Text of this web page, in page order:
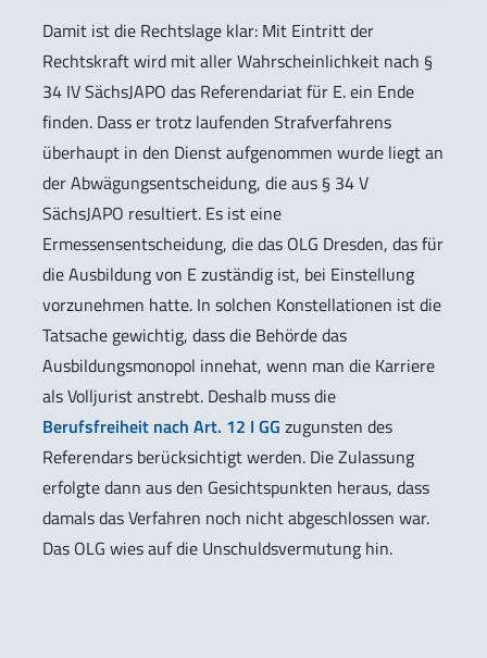
Damit ist die Rechtslage klar: Mit Eintritt der
Rechtskraft wird mit aller Wahrscheinlichkeit nach §
34 IV SächsJAPO das Referendariat für E. ein Ende
finden. Dass er trotz laufenden Strafverfahrens
überhaupt in den Dienst aufgenommen wurde liegt an
der Abwägungsentscheidung, die aus § 34 V
SächsJAPO resultiert. Es ist eine
Ermessensentscheidung, die das OLG Dresden, das für
die Ausbildung von E zuständig ist, bei Einstellung
vorzunehmen hatte. In solchen Konstellationen ist die
Tatsache gewichtig, dass die Behörde das
Ausbildungsmonopol innehat, wenn man die Karriere
als Volljurist anstrebt. Deshalb muss die
Berufsfreiheit nach Art. 12 I GG zugunsten des
Referendars berücksichtigt werden. Die Zulassung
erfolgte dann aus den Gesichtspunkten heraus, dass
damals das Verfahren noch nicht abgeschlossen war.
Das OLG wies auf die Unschuldsvermutung hin.